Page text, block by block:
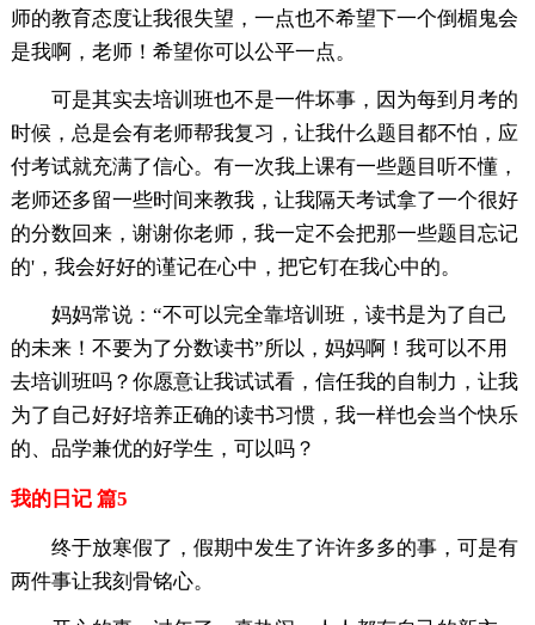
师的教育态度让我很失望，一点也不希望下一个倒楣鬼会
是我啊，老师！希望你可以公平一点。
可是其实去培训班也不是一件坏事，因为每到月考的
时候，总是会有老师帮我复习，让我什么题目都不怕，应
付考试就充满了信心。有一次我上课有一些题目听不懂，
老师还多留一些时间来教我，让我隔天考试拿了一个很好
的分数回来，谢谢你老师，我一定不会把那一些题目忘记
的'，我会好好的谨记在心中，把它钉在我心中的。
妈妈常说：“不可以完全靠培训班，读书是为了自己
的未来！不要为了分数读书”所以，妈妈啊！我可以不用
去培训班吗？你愿意让我试试看，信任我的自制力，让我
为了自己好好培养正确的读书习惯，我一样也会当个快乐
的、品学兼优的好学生，可以吗？
我的日记 篇5
终于放寒假了，假期中发生了许许多多的事，可是有
两件事让我刻骨铭心。